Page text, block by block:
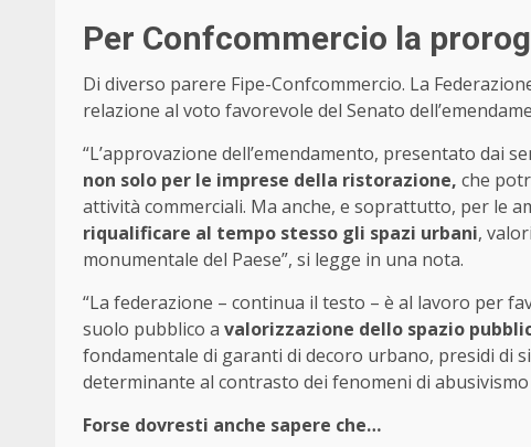
Per Confcommercio la
Di diverso parere Fipe-Confcommercio. La
relazione al voto favorevole del Senato
“L’approvazione dell’emendamento, presentato dai
non solo per le imprese della ristorazione, che
attività commerciali. Ma anche, e soprattutto, per le
riqualificare al tempo stesso gli spazi urbani,
monumentale del Paese”, si legge in una nota.
“La federazione – continua il testo – è al lavoro per
suolo pubblico a valorizzazione dello spazio
fondamentale di garanti di decoro urbano, presidi di
determinante al contrasto dei fenomeni di abusivismo
Forse dovresti anche sapere che…